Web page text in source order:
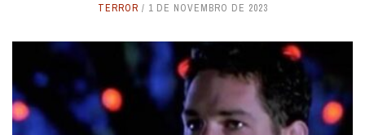
TERROR 1 DE NOVEMBRO DE 2023